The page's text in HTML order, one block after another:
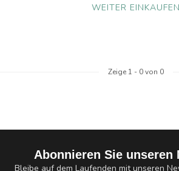
WEITER EINKAUFEN
Zeige 1 - 0von 0
Abonnieren Sie unseren
Bleibe auf dem Laufenden mit unseren